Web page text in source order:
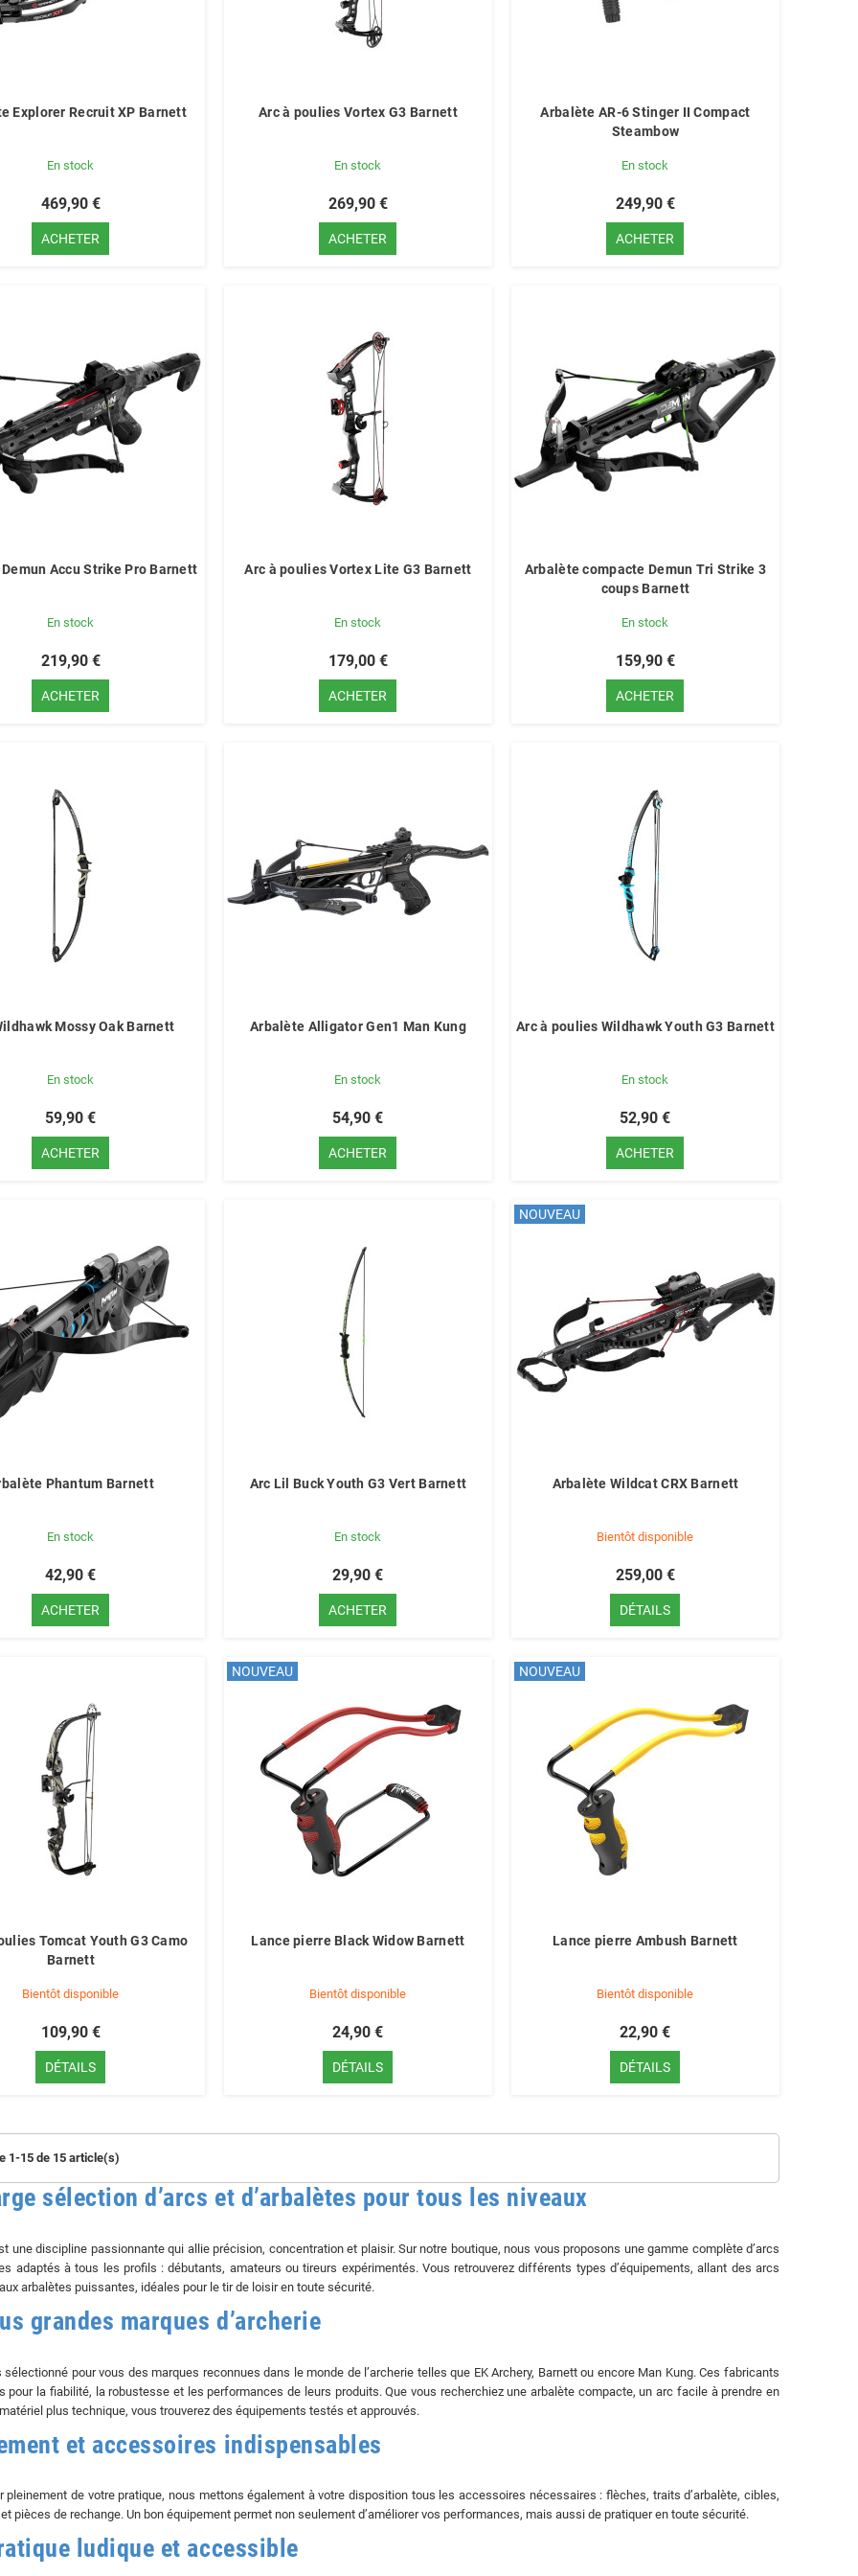
Explorer Recruit XP Barnett
En stock
469,90 €
ACHETER
Arc à poulies Vortex G3 Barnett
En stock
269,90 €
ACHETER
Arbalète AR-6 Stinger II Compact
Steambow
En stock
249,90 €
ACHETER
Accu Strike Pro Barnett
En stock
219,90 €
ACHETER
Arc à poulies Vortex Lite G3 Barnett
En stock
179,00 €
ACHETER
Arbalète compacte Demun Tri Strike 3
coups Barnett
En stock
159,90 €
ACHETER
Mossy Oak Barnett
En stock
59,90 €
ACHETER
Arbalète Alligator Gen1 Man Kung
En stock
54,90 €
ACHETER
Arc à poulies Wildhawk Youth G3 Barnett
En stock
52,90 €
ACHETER
Phantum Barnett
En stock
42,90 €
ACHETER
Arc Lil Buck Youth G3 Vert Barnett
En stock
29,90 €
ACHETER
NOUVEAU
Arbalète Wildcat CRX Barnett
Bientôt disponible
259,00 €
DÉTAILS
Tomcat Youth G3 Camo
Barnett
Bientôt disponible
109,90 €
DÉTAILS
NOUVEAU
Lance pierre Black Widow Barnett
Bientôt disponible
24,90 €
DÉTAILS
NOUVEAU
Lance pierre Ambush Barnett
Bientôt disponible
22,90 €
DÉTAILS
1-15 de 15 article(s)
sélection d’arcs et d’arbalètes pour tous les niveaux
une discipline passionnante qui allie précision, concentration et plaisir. Sur notre boutique, nous vous proposons une gamme complète d’arcs
adaptés à tous les profils : débutants, amateurs ou tireurs expérimentés. Vous retrouverez différents types d’équipements, allant des arcs
arbalètes puissantes, idéales pour le tir de loisir en toute sécurité.
grandes marques d’archerie
sélectionné pour vous des marques reconnues dans le monde de l’archerie telles que EK Archery, Barnett ou encore Man Kung. Ces fabricants
pour la fiabilité, la robustesse et les performances de leurs produits. Que vous recherchiez une arbalète compacte, un arc facile à prendre en
plus technique, vous trouverez des équipements testés et approuvés.
et accessoires indispensables
pleinement de votre pratique, nous mettons également à votre disposition tous les accessoires nécessaires : flèches, traits d’arbalète, cibles,
pièces de rechange. Un bon équipement permet non seulement d’améliorer vos performances, mais aussi de pratiquer en toute sécurité.
ludique et accessible